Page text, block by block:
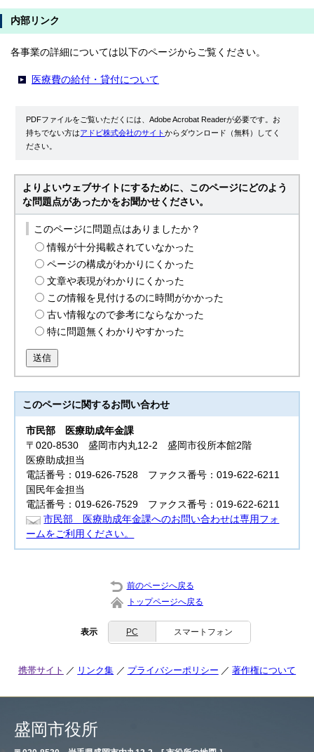
内部リンク
各事業の詳細については以下のページからご覧ください。
医療費の給付・貸付について
PDFファイルをご覧いただくには、Adobe Acrobat Readerが必要です。お
持ちでない方はアドビ株式会社のサイトからダウンロード（無料）してく
ださい。
よりよいウェブサイトにするために、このページにどのよう
な問題点があったかをお聞かせください。
このページに問題点はありましたか？
情報が十分掲載されていなかった
ページの構成がわかりにくかった
文章や表現がわかりにくかった
この情報を見付けるのに時間がかかった
古い情報なので参考にならなかった
特に問題無くわかりやすかった
送信
このページに関するお問い合わせ
市民部
医療助成年金課
〒020-8530 盛岡市内丸12-2 盛岡市役所本館2階
医療助成担当
電話番号：019-626-7528 ファクス番号：019-622-6211
国民年金担当
電話番号：019-626-7529 ファクス番号：019-622-6211
市民部 医療助成年金課へのお問い合わせは専用フォ
ームをご利用ください。
前のページへ戻る
トップページへ戻る
表示 PC スマートフォン
携帯サイト リンク集 プライバシーポリシー 著作権について
盛岡市役所